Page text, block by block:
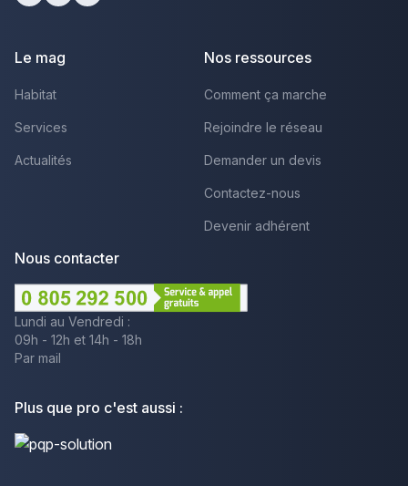
Le mag
Habitat
Services
Actualités
Nos ressources
Comment ça marche
Rejoindre le réseau
Demander un devis
Contactez-nous
Devenir adhérent
Nous contacter
Lundi au Vendredi :
09h - 12h et 14h - 18h
Par mail
Plus que pro c'est aussi :